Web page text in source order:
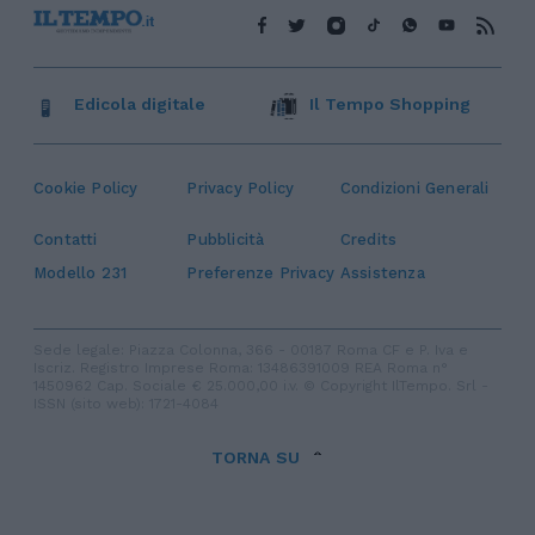
Cookie Policy Privacy Policy Condizioni Generali
Contatti Pubblicità
Credits
Modello 231
Preferenze Privacy Assistenza
Edicola digitale Il Tempo Shopping
TORNA SU